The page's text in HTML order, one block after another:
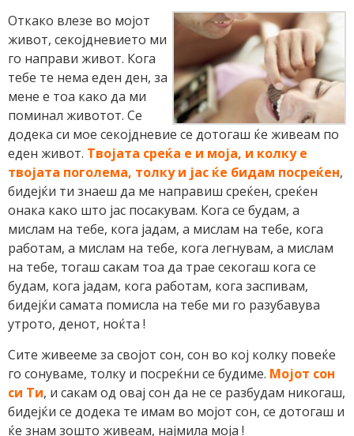
Откако влезе во мојот
живот, секојдневието ми
го направи живот. Кога
тебе те нема еден ден, за
мене е тоа како да ми
поминал животот. Се
додека си мое секојдневие се дотогаш ќе живеам по
еден живот. Твојата среќа е и моја, и колку е
твојата поголема, толку и јас ќе бидам посреќен,
бидејќи ти знаеш да ме направиш среќен, среќен
онака како што јас посакувам. Кога се будам, а
мислам на тебе, кога јадам, а мислам на тебе, кога
работам, а мислам на тебе, кога легнувам, а мислам
на тебе, тогаш сакам тоа да трае секогаш кога се
будам, кога јадам, кога работам, кога заспивам,
бидејќи самата помисла на тебе ми го разубавува
утрото, денот, ноќта !
Сите живееме за својот сон, сон во кој колку повеќе
го сонуваме, толку и посреќни се будиме. Мојот сон
си Ти, и сакам од овај сон да не се разбудам никогаш,
бидејќи се додека те имам во мојот сон, се дотогаш и
ќе знам зошто живеам, најмила моја !